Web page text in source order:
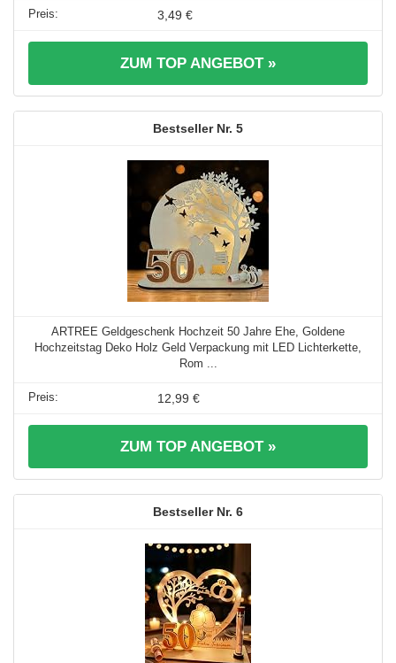
3,49 €
ZUM TOP ANGEBOT »
5
ARTREE Geldgeschenk Hochzeit 50 Jahre Ehe, Goldene
Hochzeitstag Deko Holz Geld Verpackung mit LED Lichterkette,
Rom ...
12,99 €
ZUM TOP ANGEBOT »
6